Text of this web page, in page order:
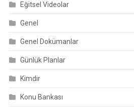
Eğitsel Videolar
Genel
Genel Dokümanlar
Günlük Planlar
Kimdir
Konu Bankası